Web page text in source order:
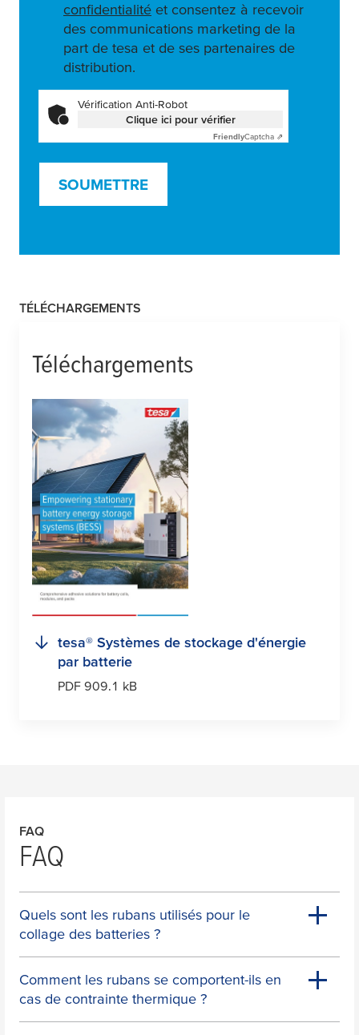
confidentialité et consentez à recevoir
des communications marketing de la
part de tesa et de ses partenaires de
distribution.
Vérification Anti-Robot
Clique ici pour vérifier
FriendlyCaptcha ⇗
SOUMETTRE
TÉLÉCHARGEMENTS
Téléchargements
tesa® Systèmes de stockage d'énergie
par batterie
PDF 909.1 kB
FAQ
FAQ
Quels sont les rubans utilisés pour le
collage des batteries ?
Comment les rubans se comportent-ils en
cas de contrainte thermique ?